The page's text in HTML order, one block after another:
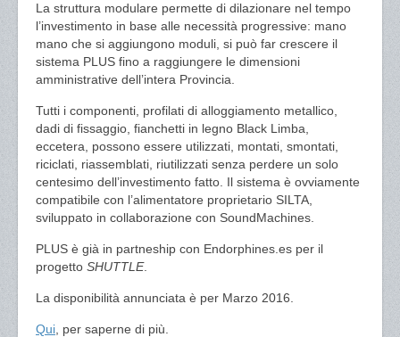
La struttura modulare permette di dilazionare nel tempo
l’investimento in base alle necessità progressive: mano
mano che si aggiungono moduli, si può far crescere il
sistema PLUS fino a raggiungere le dimensioni
amministrative dell’intera Provincia.
Tutti i componenti, profilati di alloggiamento metallico,
dadi di fissaggio, fianchetti in legno Black Limba,
eccetera, possono essere utilizzati, montati, smontati,
riciclati, riassemblati, riutilizzati senza perdere un solo
centesimo dell’investimento fatto. Il sistema è ovviamente
compatibile con l’alimentatore proprietario SILTA,
sviluppato in collaborazione con SoundMachines.
PLUS è già in partneship con Endorphines.es per il
progetto SHUTTLE.
La disponibilità annunciata è per Marzo 2016.
Qui , per saperne di più.